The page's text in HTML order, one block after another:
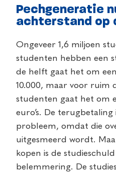
Pechgeneratie
achterstand op
Ongeveer 1,6 miljoen
studenten hebben een
de helft gaat het om
10.000, maar voor ruim
studenten gaat het om
euro’s. De terugbetaling
probleem, omdat die
uitgesmeerd wordt.
kopen is de
belemmering. De